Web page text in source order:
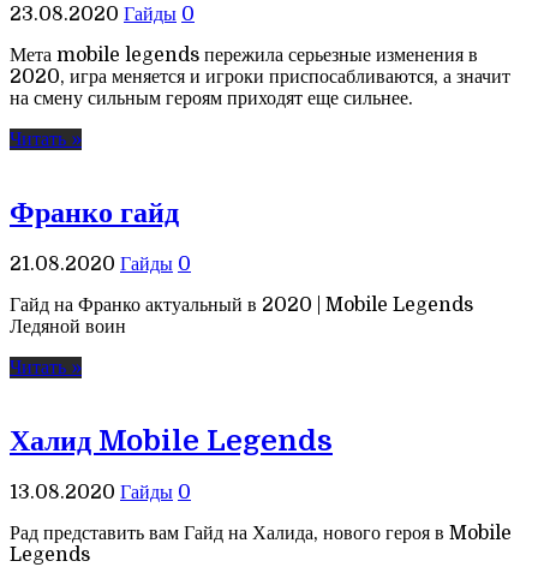
23.08.2020 Гайды 0
Мета mobile legends пережила серьезные изменения в
2020, игра меняется и игроки приспосабливаются, а значит
на смену сильным героям приходят еще сильнее.
Читать »
Франко гайд
21.08.2020 Гайды 0
Гайд на Франко актуальный в 2020 | Mobile Legends
Ледяной воин
Читать »
Халид Mobile Legends
13.08.2020 Гайды 0
Рад представить вам Гайд на Халида, нового героя в Mobile
Legends